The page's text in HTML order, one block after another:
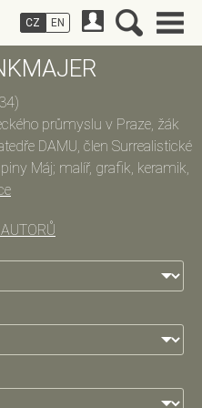
průmyslu v Praze, žák
DAMU, člen Surrealistické
Máj; malíř, grafik, keramik,
autor objektů, režisér;
s manželkou Evou),
loutkovému a jejich
k předním představitelům
kočár, Poprask na laguně) a
a Večerním Brnem,
stínů, Circus Sucric) a Černé
CZ EN